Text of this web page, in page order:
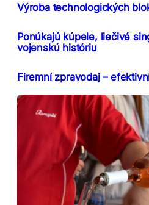
Výroba technologických
Ponúkajú kúpele, liečivé
vojenskú históriu
Firemní zpravodaj –